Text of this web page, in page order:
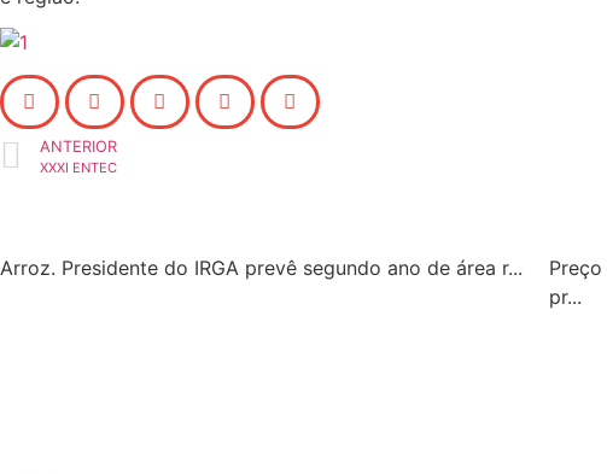
ANTERIOR
XXXI ENTEC
Arroz. Presidente do IRGA prevê segundo ano de área r...
pr...